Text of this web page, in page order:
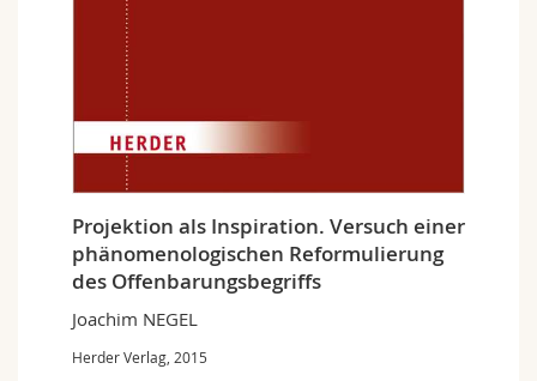
Projektion als Inspiration. Versuch einer
phänomenologischen Reformulierung
des Offenbarungsbegriffs
Joachim NEGEL
Herder Verlag, 2015